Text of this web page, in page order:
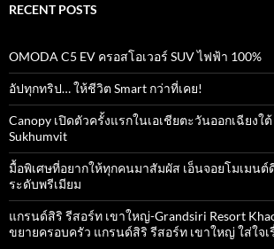
RECENT POSTS
OMODA C5 EV ครอสโอเวอร์ SUV ไฟฟ้า 100%
อัปทุกทริป… ให้ชีวิต Smart กว่าที่เคย!
Canopy เปิดตัวครั้งแรกในเอเชียตะวันออกเฉียงใ
Sukhumvit
มื้อพิเศษที่อยากให้ทุกคนมาสัมผัส เอ็นจอยโมเมนต์
ระดับพรีเมียม
แกรนด์สิริ​ รีสอร์ท​ เขาใหญ่​-Grandsiri​ Resort​
ขยายครอบครัว แกรนด์สิริ รีสอร์ท เขาใหญ่ ใส่ใจ